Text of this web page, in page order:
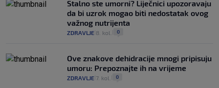
Stalno ste umorni? Liječnici upozoravaju
da bi uzrok mogao biti nedostatak ovog
važnog nutrijenta
ZDRAVLJE 8. kol. 0
Ove znakove dehidracije mnogi pripisuju
umoru: Prepoznajte ih na vrijeme
ZDRAVLJE 7. kol. 0